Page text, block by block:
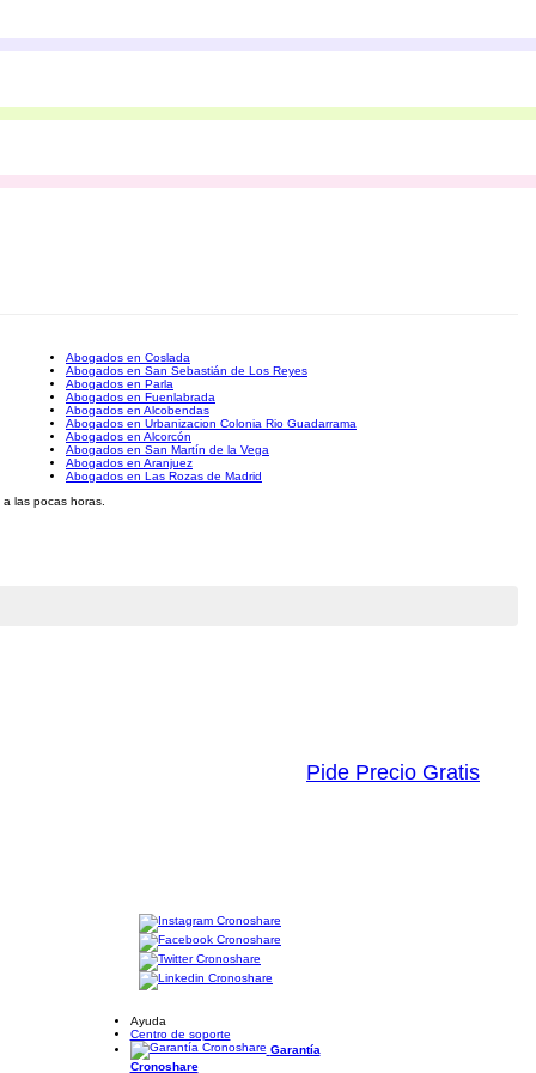
Abogados en Coslada
Abogados en San Sebastián de Los Reyes
Abogados en Parla
Abogados en Fuenlabrada
Abogados en Alcobendas
Abogados en Urbanizacion Colonia Rio Guadarrama
Abogados en Alcorcón
Abogados en San Martín de la Vega
Abogados en Aranjuez
Abogados en Las Rozas de Madrid
las pocas horas.
Pide Precio Gratis
Ayuda
Centro de soporte
Garantía
Cronoshare